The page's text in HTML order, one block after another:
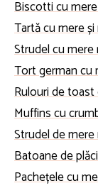
Biscotti cu
Tartă cu mere
Strudel cu mere
Tort german cu
Rulouri de
Muffins cu
Strudel de mere
Batoane de
Pachețele cu